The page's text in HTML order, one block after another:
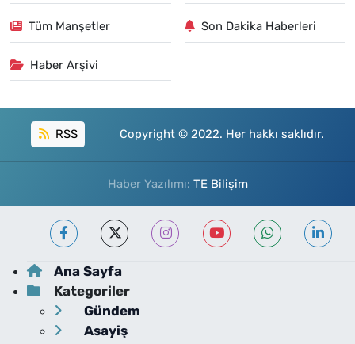
Tüm Manşetler Son Dakika Haberleri
Haber Arşivi
RSS Copyright © 2022. Her hakkı saklıdır.
Haber Yazılımı: TE Bilişim
Ana Sayfa
Kategoriler
Gündem
Asayiş